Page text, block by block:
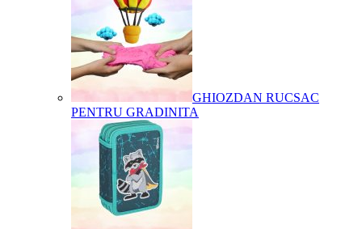
GHIOZDAN RUCSAC
PENTRU GRADINITA